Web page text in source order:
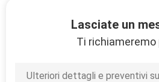
diffusore del
Lasciate un
Ti richiameremo